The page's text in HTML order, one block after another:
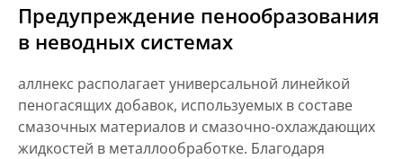
Предупреждение пенообразования
в неводных системах
аллнекс располагает универсальной линейкой
пеногасящих добавок, используемых в составе
смазочных материалов и смазочно-охлаждающих
жидкостей в металлообработке. Благодаря